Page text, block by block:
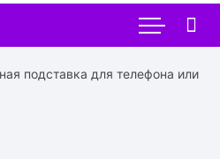
подставка для телефона или